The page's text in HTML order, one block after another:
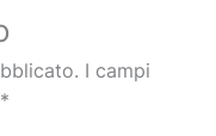
I campi
*